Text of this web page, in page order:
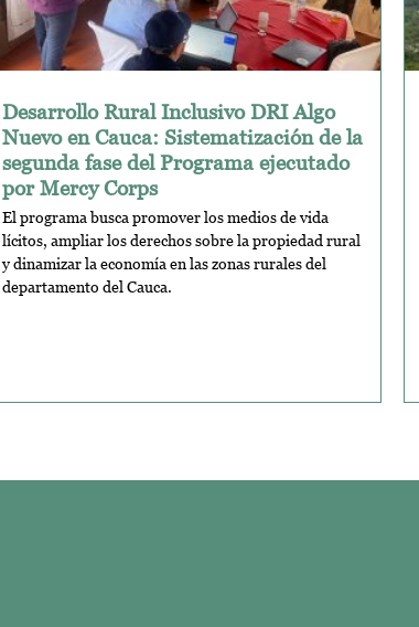
Desarrollo Rural Inclusivo DRI Algo
Nuevo en Cauca: Sistematización de la
segunda fase del Programa ejecutado
por Mercy Corps
El programa busca promover los medios de vida
lícitos, ampliar los derechos sobre la propiedad rural
y dinamizar la economía en las zonas rurales del
departamento del Cauca.